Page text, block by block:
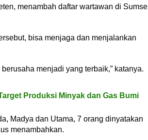
menambah daftar wartawan di Sumsel
bisa menjaga dan menjalankan
menjadi yang terbaik,” katanya.
Produksi Minyak dan Gas Bumi
Madya dan Utama, 7 orang dinyatakan
menambahkan.